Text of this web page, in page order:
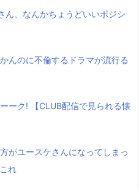
ん、なんかちょうどいいポジシ
んのに不倫するドラマが流行る
ーク! 【CLUB配信で見られる懐
がユースケさんになってしまっ
れ